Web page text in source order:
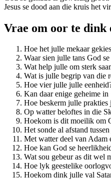
Jesus se dood aan die kruis het
Vrae om oor te dink
Hoe het julle mekaar
Waar sien julle tans God
Wat help julle om sterk
Wat is julle begrip van die
Hoe vier julle julle
Kan daar enige geheime
Hoe beskerm julle
Op watter beloftes in die
Hoekom is dit moeilik om
Het sonde al afstand
Met watter deel van Adam
Hoe kan God se
Wat sou gebeur as dit wel
Hoe lyk geestelike
Hoekom dink julle val